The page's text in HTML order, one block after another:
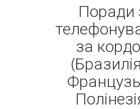
Поради
за